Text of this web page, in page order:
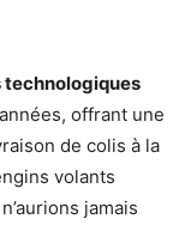
offrant une
de colis à la
volants
jamais